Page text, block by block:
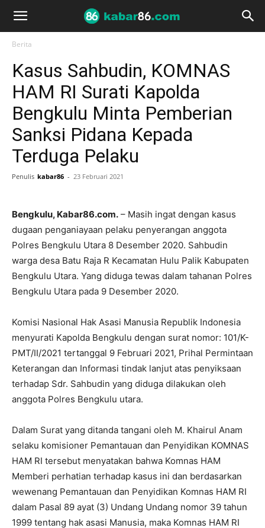
Berita
Kasus Sahbudin, KOMNAS
HAM RI Surati Kapolda
Bengkulu Minta Pemberian
Sanksi Pidana Kepada
Terduga Pelaku
Penulis kabar86 - 23 Februari 2021
Bengkulu, Kabar86.com. – Masih ingat dengan kasus
dugaan penganiayaan pelaku penyerangan anggota
Polres Bengkulu Utara 8 Desember 2020. Sahbudin
warga desa Batu Raja R Kecamatan Hulu Palik Kabupaten
Bengkulu Utara. Yang diduga tewas dalam tahanan Polres
Bengkulu Utara pada 9 Desember 2020.
Komisi Nasional Hak Asasi Manusia Republik Indonesia
menyurati Kapolda Bengkulu dengan surat nomor: 101/K-
PMT/II/2021 tertanggal 9 Februari 2021, Prihal Permintaan
Keterangan dan Informasi tindak lanjut atas penyiksaan
terhadap Sdr. Sahbudin yang diduga dilakukan oleh
anggota Polres Bengkulu utara.
Dalam Surat yang ditanda tangani oleh M. Khairul Anam
selaku komisioner Pemantauan dan Penyidikan KOMNAS
HAM RI tersebut menyatakan bahwa Komnas HAM
Memberi perhatian terhadap kasus ini dan berdasarkan
wewenang Pemantauan dan Penyidikan Komnas HAM RI
dalam Pasal 89 ayat (3) Undang Undang nomor 39 tahun
1999 tentang hak asasi Manusia, maka Komnas HAM RI